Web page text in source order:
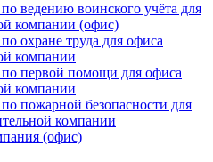
ведению воинского учёта для
компании (офис)
охране труда для офиса
компании
первой помощи для офиса
компании
пожарной безопасности для
компании
(офис)